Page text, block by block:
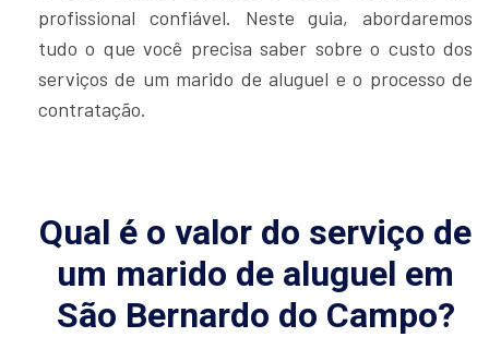
profissional confiável. Neste guia, abordaremos
tudo o que você precisa saber sobre o custo dos
serviços de um marido de aluguel e o processo de
contratação.
Qual é o valor do serviço de
um marido de aluguel em
São Bernardo do Campo?